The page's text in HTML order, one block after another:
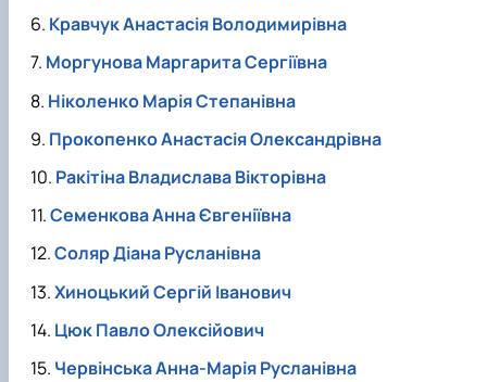
Кравчук Анастасія Володимирівна
Моргунова Маргарита Сергіївна
Ніколенко Марія Степанівна
Прокопенко Анастасія Олександрівна
Ракітіна Владислава Вікторівна
Семенкова Анна Євгеніївна
Соляр Діана Русланівна
Хиноцький Сергій Іванович
Цюк Павло Олексійович
Червінська Анна-Марія Русланівна